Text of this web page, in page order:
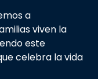
a
viven la
este
celebra la vida